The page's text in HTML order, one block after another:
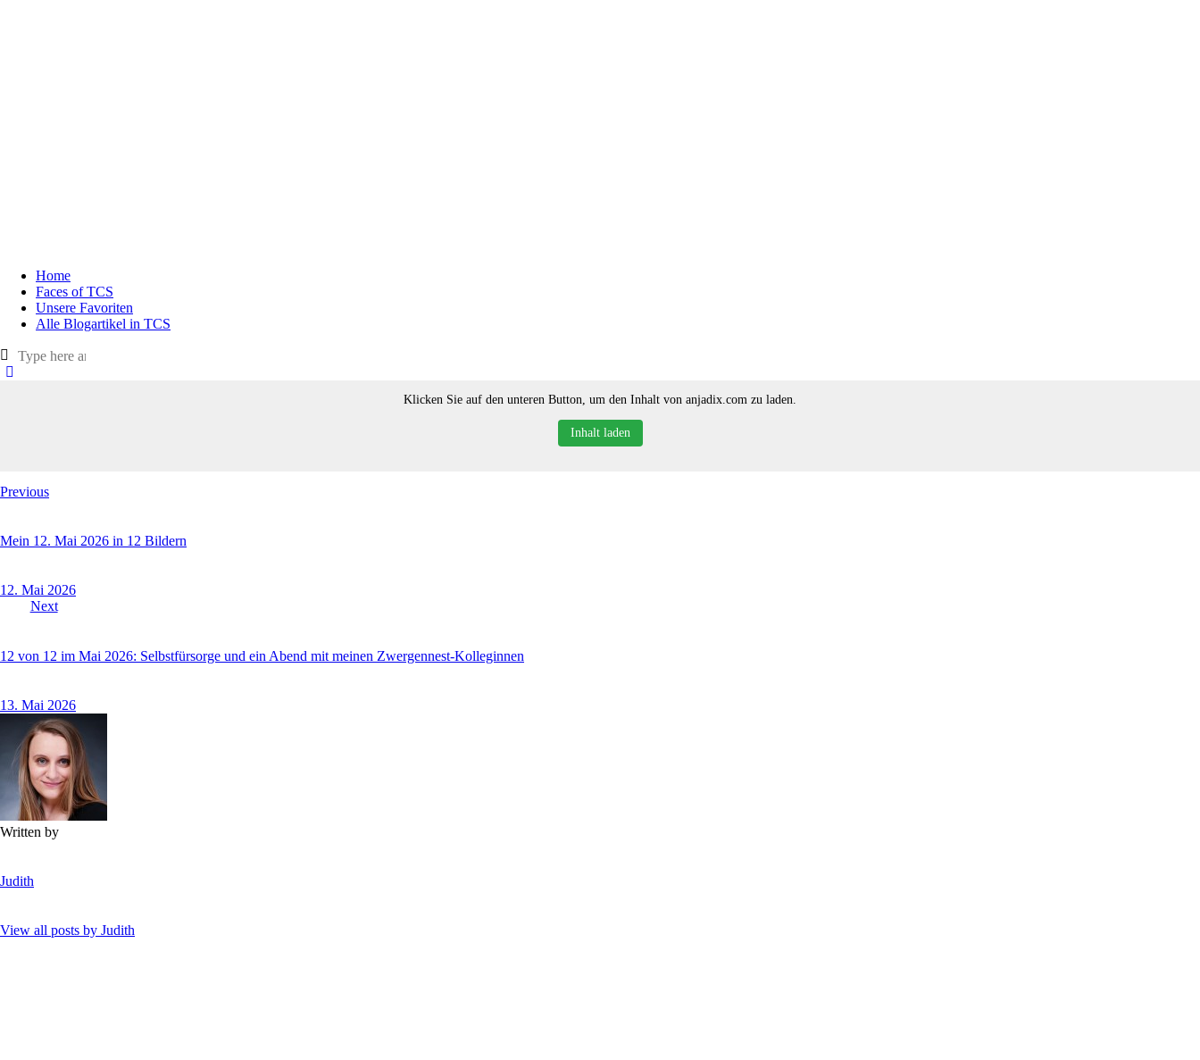
Home
Faces of TCS
Unsere Favoriten
Alle Blogartikel in TCS
Klicken Sie auf den unteren Button, um den Inhalt von anjadix.com zu laden.
Inhalt laden
Previous
Mein 12. Mai 2026 in 12 Bildern
12. Mai 2026
Next
12 von 12 im Mai 2026: Selbstfürsorge und ein Abend mit meinen Zwergennest-Kolleginnen
13. Mai 2026
Written by
Judith
View all posts by Judith